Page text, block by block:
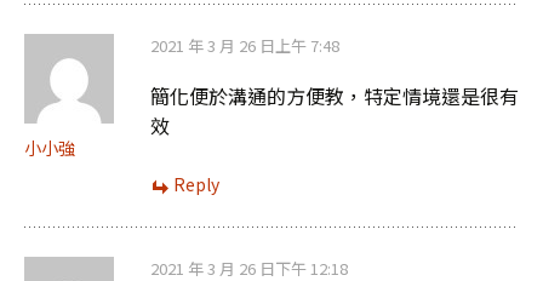
小小強
2021 年 3 月 26 日上午 7:48
簡化便於溝通的方便教，特定情境還是很有
效
Reply
2021 年 3 月 26 日下午 12:18